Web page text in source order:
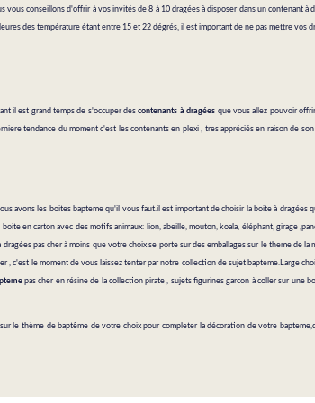
vous conseillons d'offrir à vos invités de 8 à 10 dragées à disposer dans un
des température étant entre 15 et 22 dégrés, il est important de ne pas mettre vos
il est grand temps de s'occuper descontenants à dragées que vous allez pouvoir
tendance du moment c'est les contenants en plexi , tres appréciés en raison de
avons les boites bapteme qu'il vous faut.il est important de choisir la boite à
en carton avec des motifs animaux: lion, abeille, mouton, koala, éléphant, girage
pas cher à moins que votre choix se porte sur des emballages sur le theme de
, c'est le moment de vous laissez tenter par notre collection de sujet bapteme.Large
pas cher en résine de la collection pirate , sujets figurines garcon à coller sur une
le thème de baptême de votre choix pour completer la décoration de votre